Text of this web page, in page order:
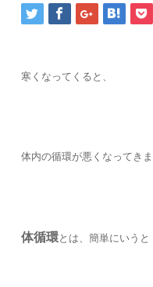
寒くなってくると、
体内の循環が悪くなってきま
体循環とは、簡単にいうと